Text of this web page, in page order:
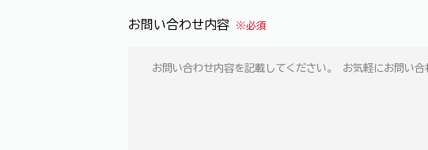
お問い合わせ内容 ※必須